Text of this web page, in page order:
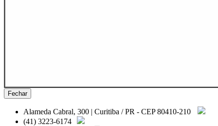
Fechar
Alameda Cabral, 300 | Curitiba / PR - CEP 80410-210
(41) 3223-6174